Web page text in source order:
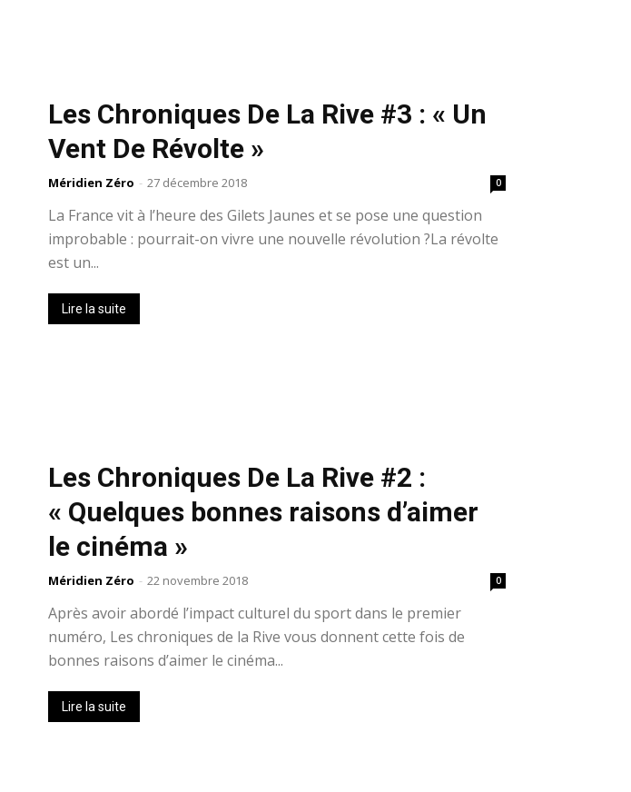
Les Chroniques De La Rive #3 : « Un
Vent De Révolte »
Méridien Zéro - 27 décembre 2018 0
La France vit à l’heure des Gilets Jaunes et se pose une question
improbable : pourrait-on vivre une nouvelle révolution ?La révolte
est un...
Lire la suite
Les Chroniques De La Rive #2 :
« Quelques bonnes raisons d’aimer
le cinéma »
Méridien Zéro - 22 novembre 2018 0
Après avoir abordé l’impact culturel du sport dans le premier
numéro, Les chroniques de la Rive vous donnent cette fois de
bonnes raisons d’aimer le cinéma...
Lire la suite